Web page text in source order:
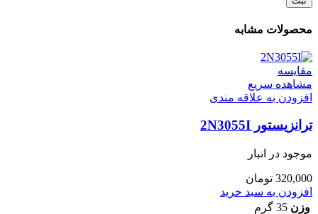
محصولات مشابه
مقایسه
مشاهده سریع
افزودن به علاقه مندی
ترانزیستور 2N3055I
موجود در انبار
320,000 تومان
افزودن به سبد خرید
وزن 35 گرم